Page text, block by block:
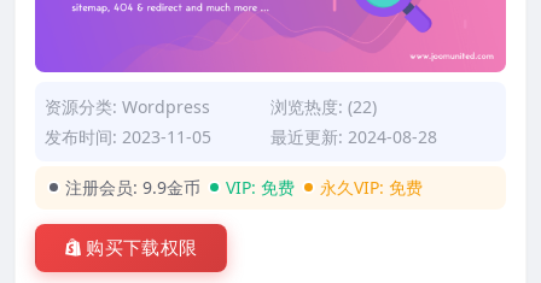
资源分类: Wordpress
浏览热度: (22)
发布时间: 2023-11-05
最近更新: 2024-08-28
注册会员: 9.9金币 VIP: 免费 永久VIP: 免费
购买下载权限